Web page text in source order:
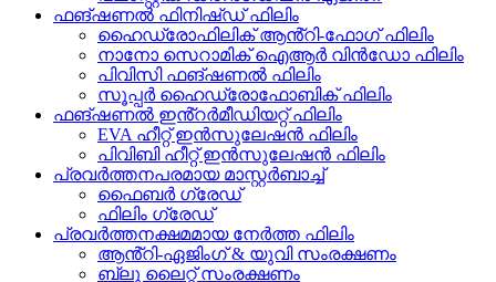
ഫങ്ഷണൽ ഫിനിഷ്ഡ് ഫിലിം
ഹൈഡ്രോഫിലിക് ആൻ്റി-ഫോഗ് ഫിലിം
നാനോ സെറാമിക് ഐആർ വിൻഡോ ഫിലിം
പിവിസി ഫങ്ഷണൽ ഫിലിം
സൂപ്പർ ഹൈഡ്രോഫോബിക് ഫിലിം
ഫങ്ഷണൽ ഇൻ്റർമീഡിയറ്റ് ഫിലിം
EVA ഹീറ്റ് ഇൻസുലേഷൻ ഫിലിം
പിവിബി ഹീറ്റ് ഇൻസുലേഷൻ ഫിലിം
പ്രവർത്തനപരമായ മാസ്റ്റർബാച്ച്
ഫൈബർ ഗ്രേഡ്
ഫിലിം ഗ്രേഡ്
പ്രവർത്തനക്ഷമമായ നേർത്ത ഫിലിം
ആൻ്റി-ഏജിംഗ് & യുവി സംരക്ഷണം
ബ്ലൂ ലൈറ്റ് സംരക്ഷണം